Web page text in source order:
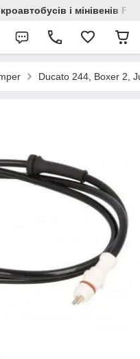
і мінівенів
Ducato 244, Boxer 2,